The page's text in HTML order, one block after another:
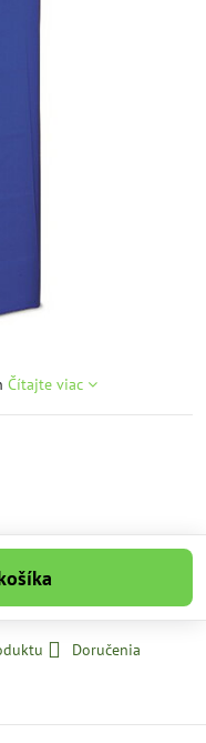
Čítajte viac
košíka
Doručenia